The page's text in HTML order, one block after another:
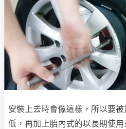
安裝上去時會像這樣，所以要
低，再加上胎內式的以長期使